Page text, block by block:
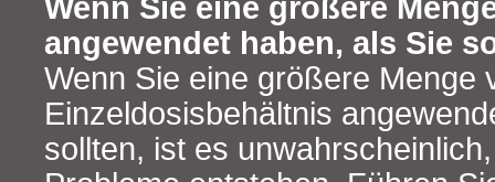
Wenn Sie eine größere
angewendet haben, als Sie
Wenn Sie eine größere Menge
Einzeldosisbehältnis
sollten, ist es